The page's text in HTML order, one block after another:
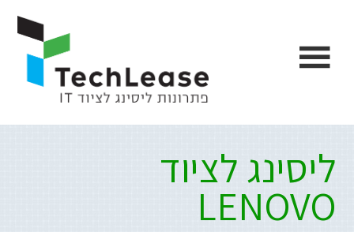
links
הראשי
ליסינג לציוד
LENOVO